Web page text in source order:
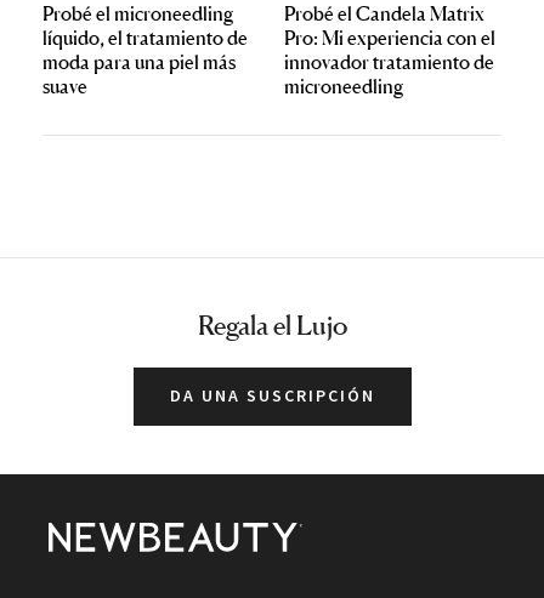
Probé el microneedling
líquido, el tratamiento de
moda para una piel más
suave
Probé el Candela Matrix
Pro: Mi experiencia con el
innovador tratamiento de
microneedling
Regala el Lujo
DA UNA SUSCRIPCIÓN